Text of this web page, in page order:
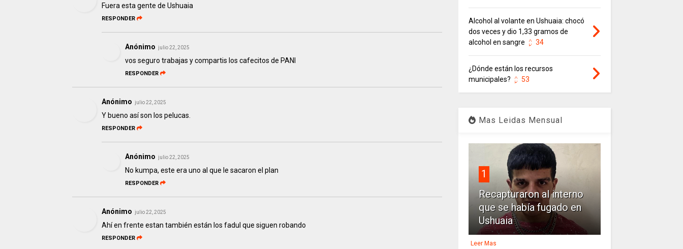
Fuera esta gente de Ushuaia
RESPONDER
Anónimo julio 22, 2025
vos seguro trabajas y compartis los cafecitos de PANI
RESPONDER
Anónimo julio 22, 2025
Y bueno así son los pelucas.
RESPONDER
Anónimo julio 22, 2025
No kumpa, este era uno al que le sacaron el plan
RESPONDER
Anónimo julio 22, 2025
Ahí en frente estan también están los fadul que siguen robando
RESPONDER
Alcohol al volante en Ushuaia: chocó
dos veces y dio 1,33 gramos de
alcohol en sangre
34
¿Dónde están los recursos
municipales?
53
Mas Leidas Mensual
1
Recapturaron al interno
que se había fugado en
Ushuaia
Leer Mas